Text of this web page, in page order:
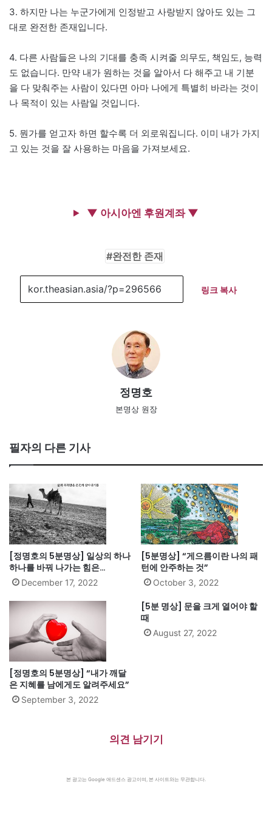
3. 하지만 나는 누군가에게 인정받고 사랑받지 않아도 있는 그
대로 완전한 존재입니다.
4. 다른 사람들은 나의 기대를 충족 시켜줄 의무도, 책임도, 능력
도 없습니다. 만약 내가 원하는 것을 알아서 다 해주고 내 기분
을 다 맞춰주는 사람이 있다면 아마 나에게 특별히 바라는 것이
나 목적이 있는 사람일 것입니다.
5. 뭔가를 얻고자 하면 할수록 더 외로워집니다. 이미 내가 가지
고 있는 것을 잘 사용하는 마음을 가져보세요.
▼ 아시아엔 후원계좌 ▼
완전한 존재
링크 복사
정명호
본명상 원장
필자의 다른 기사
[정명호의 5분명상] 일상의 하나
하나를 바꿔 나가는 힘은…
December 17, 2022
[5분명상] “게으름이란 나의 패
턴에 안주하는 것”
October 3, 2022
[정명호의 5분명상] “내가 깨달
은 지혜를 남에게도 알려주세요”
September 3, 2022
[5분 명상] 문을 크게 열어야 할
때
August 27, 2022
의견 남기기
본 광고는 Google 애드센스 광고이며, 본 사이트와는 무관합니다.